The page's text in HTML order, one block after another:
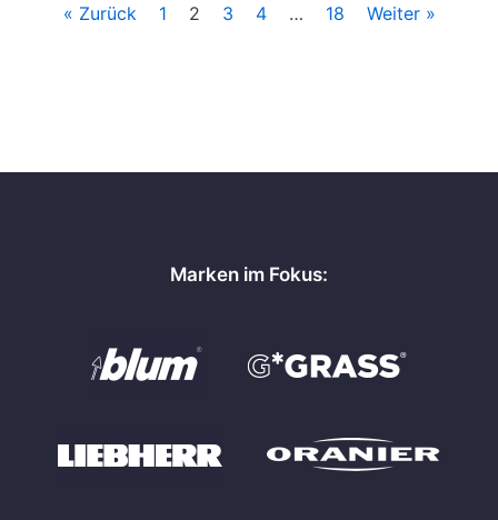
« Zurück 1 2 3 4 … 18 Weiter »
Marken im Fokus: